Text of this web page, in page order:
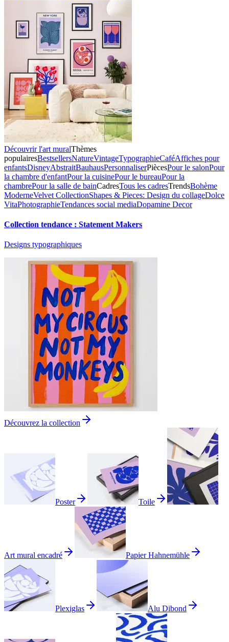
Découvrir l'art muralThèmes
populairesBestsellersNatureVintageTypographieCaféAffiches pour
enfantsDisneyAbstraitBauhausPersonnaliserPiècesPour le salonPour
la chambre d'enfantPour la cuisinePour le bureauPour la
chambrePour la salle de bainCadresTous les cadresTrendsBohème
ModerneVelvet CollectionShapes & Pieces: Design du collageDolce
VitaPhotographieTendances social mediaDopamine Decor
Collection tendance : Statement Makers
Designs typographiques
Découvrez la collection
Poster Toile
Art mural encadré Papier Hahnemühle
Plexiglas Alu Dibond